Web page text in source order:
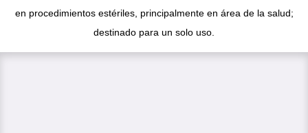
en procedimientos estériles, principalmente en área de la salud;
destinado para un solo uso.